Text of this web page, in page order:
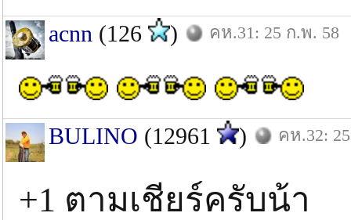
acnn (126 ) คห.31: 25 ก.พ. 58
BULINO (12961 ) คห.32:
+1 ตามเชียร์ครับน้า